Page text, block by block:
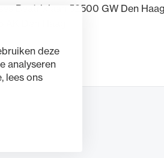
deze
analyseren
lees ons
Beatrixlaan 52500 GW Den Haag